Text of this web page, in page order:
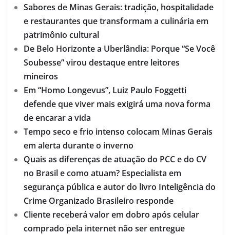
Sabores de Minas Gerais: tradição, hospitalidade
e restaurantes que transformam a culinária em
patrimônio cultural
De Belo Horizonte a Uberlândia: Porque “Se Você
Soubesse” virou destaque entre leitores
mineiros
Em “Homo Longevus”, Luiz Paulo Foggetti
defende que viver mais exigirá uma nova forma
de encarar a vida
Tempo seco e frio intenso colocam Minas Gerais
em alerta durante o inverno
Quais as diferenças de atuação do PCC e do CV
no Brasil e como atuam? Especialista em
segurança pública e autor do livro Inteligência do
Crime Organizado Brasileiro responde
Cliente receberá valor em dobro após celular
comprado pela internet não ser entregue